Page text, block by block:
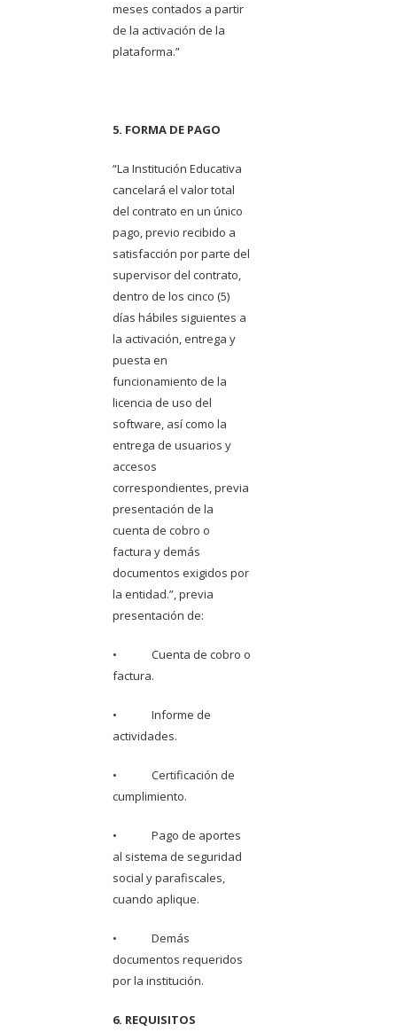
meses contados a partir
de la activación de la
plataforma.”
5. FORMA DE PAGO
“La Institución Educativa
cancelará el valor total
del contrato en un único
pago, previo recibido a
satisfacción por parte del
supervisor del contrato,
dentro de los cinco (5)
días hábiles siguientes a
la activación, entrega y
puesta en
funcionamiento de la
licencia de uso del
software, así como la
entrega de usuarios y
accesos
correspondientes, previa
presentación de la
cuenta de cobro o
factura y demás
documentos exigidos por
la entidad.”, previa
presentación de:
• Cuenta de cobro o
factura.
• Informe de
actividades.
• Certificación de
cumplimiento.
• Pago de aportes
al sistema de seguridad
social y parafiscales,
cuando aplique.
• Demás
documentos requeridos
por la institución.
6. REQUISITOS